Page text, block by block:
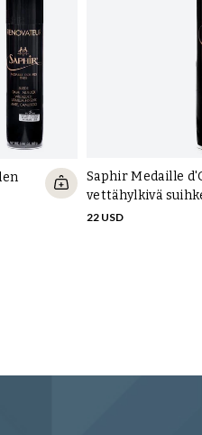
Saphir Medaille
vettähylkivä
22 USD